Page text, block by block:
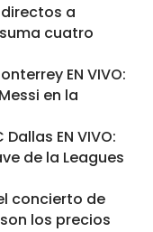
a
cuatro
EN VIVO:
en la
EN VIVO:
de la Leagues
concierto de
los precios